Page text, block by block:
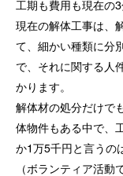
工期も費用も現在の3
現在の解体工事は、
て、細かい種類に分
で、それに関する人
かります。
解体材の処分だけで
体物件もある中で、
か1万5千円と言うの
（ボランティア活動